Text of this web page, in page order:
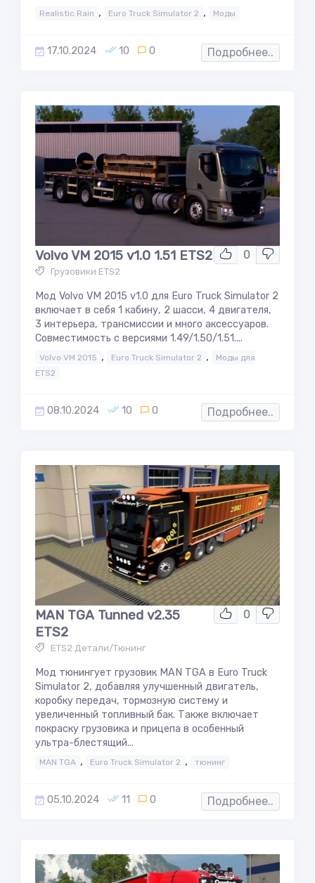
Realistic Rain , Euro Truck Simulator 2 , Моды
17.10.2024 10 0 Подробнее..
0
Volvo VM 2015 v1.0 1.51 ETS2
Грузовики ETS2
Мод Volvo VM 2015 v1.0 для Euro Truck Simulator 2
включает в себя 1 кабину, 2 шасси, 4 двигателя,
3 интерьера, трансмиссии и много аксессуаров.
Совместимость с версиями 1.49/1.50/1.51....
Volvo VM 2015 , Euro Truck Simulator 2 ,
Моды для
ETS2
08.10.2024 10 0 Подробнее..
0
MAN TGA Tunned v2.35
ETS2
ETS2 Детали/Тюнинг
Мод тюнингует грузовик MAN TGA в Euro Truck
Simulator 2, добавляя улучшенный двигатель,
коробку передач, тормозную систему и
увеличенный топливный бак. Также включает
покраску грузовика и прицепа в особенный
ультра-блестящий...
MAN TGA , Euro Truck Simulator 2 , тюнинг
05.10.2024 11 0 Подробнее..